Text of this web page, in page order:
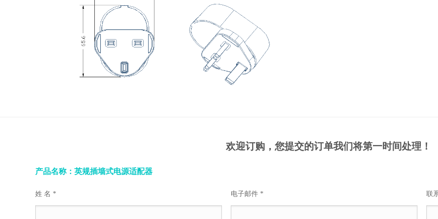
欢迎订购，您提交的订单我们将第一时间处理！
产品名称：英规插墙式电源适配器
姓 名 * 电子邮件 * 联